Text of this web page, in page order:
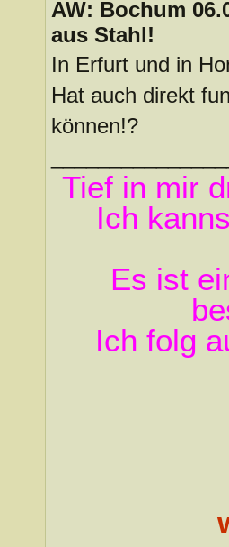
AW: Bochum
aus Stahl!
In Erfurt und in
Hat auch direkt
können!?
Tief in mir
Ich
Es ist
Ich folg